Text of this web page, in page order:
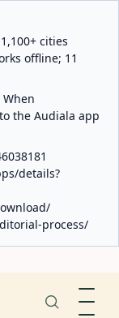
cities
offline; 11
the Audiala app
details?
process/